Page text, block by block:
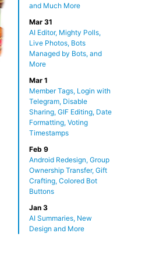
and Much More
Mar 31
AI Editor, Mighty Polls,
Live Photos, Bots
Managed by Bots, and
More
Mar 1
Member Tags, Login with
Telegram, Disable
Sharing, GIF Editing, Date
Formatting, Voting
Timestamps
Feb 9
Android Redesign, Group
Ownership Transfer, Gift
Crafting, Colored Bot
Buttons
Jan 3
AI Summaries, New
Design and More